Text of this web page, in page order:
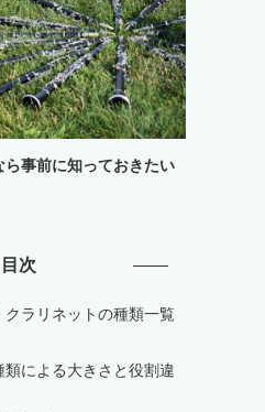
事前に知っておきたい
目次
クラリネットの種類一覧
類による大きさと役割違